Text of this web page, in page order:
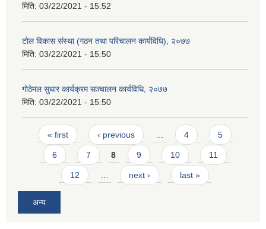
मिति: 03/22/2021 - 15:52
टोल विकास संस्था (गठन तथा परिचालन कार्यविधि), २०७७
मिति: 03/22/2021 - 15:50
गोठेमल सुधार कार्यक्रम सञ्चालन कार्यविधि, २०७७
मिति: 03/22/2021 - 15:50
Pages
« first ‹ previous 4 5
6 7 8 9 10 11
12 next › last »
अन्य